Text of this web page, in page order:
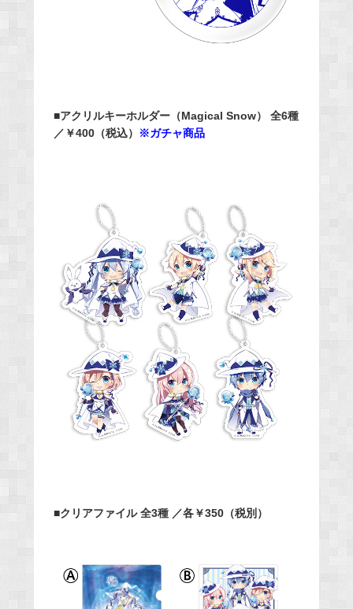
■アクリルキーホルダー（Magical Snow） 全6種
／￥400（税込）
※ガチャ商品
■クリアファイル 全3種 ／各￥350（税別）